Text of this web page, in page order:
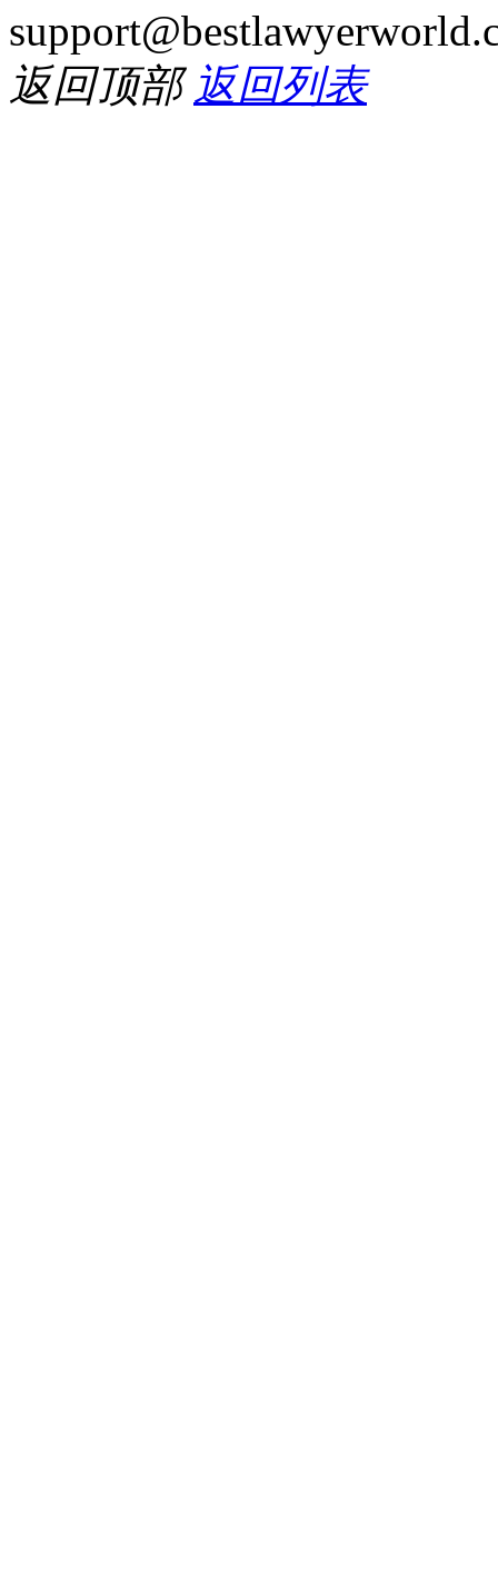
返回顶部 返回列表